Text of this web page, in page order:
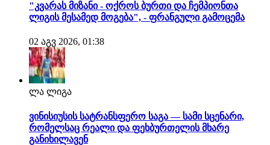
"კვარას მიზანი - ოქროს ბურთი და ჩემპიონთა
ლიგის მესამედ მოგება", - ფრანგული გამოცემა
02 აგვ 2026, 01:38
ლა ლიგა
ვინისიუსის სატრანსფერო საგა — სამი სცენარი,
რომელსაც რეალი და ფეხბურთელის მხარე
განიხილავენ